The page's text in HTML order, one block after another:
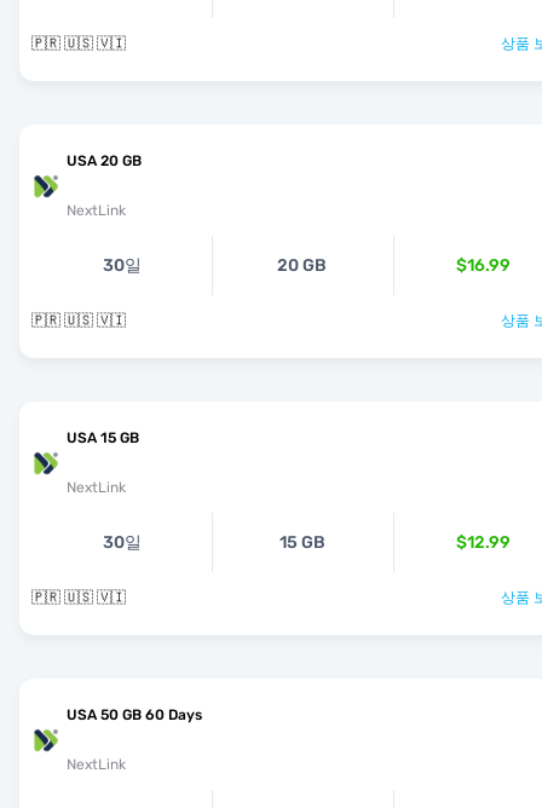
🇵🇷 🇺🇸 🇻🇮 상품
USA 20 GB
NextLink
30일 20 GB $16.99
🇵🇷 🇺🇸 🇻🇮 상품
USA 15 GB
NextLink
30일 15 GB $12.99
🇵🇷 🇺🇸 🇻🇮 상품
USA 50 GB 60 Days
NextLink